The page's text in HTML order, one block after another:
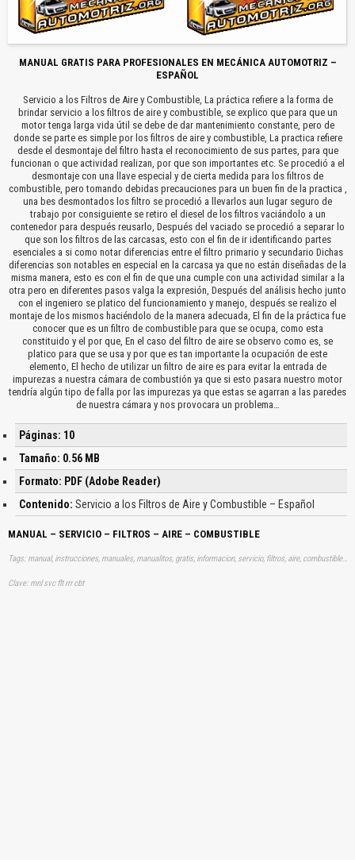
MANUAL GRATIS PARA PROFESIONALES EN MECÁNICA AUTOMOTRIZ –
ESPAÑOL
Servicio a los Filtros de Aire y Combustible, La práctica refiere a la forma de
brindar servicio a los filtros de aire y combustible, se explico que para que un
motor tenga larga vida útil se debe de dar mantenimiento constante, pero de
donde se parte es simple por los filtros de aire y combustible, La practica refiere
desde el desmontaje del filtro hasta el reconocimiento de sus partes, para que
funcionan o que actividad realizan, por que son importantes etc. Se procedió a el
desmontaje con una llave especial y de cierta medida para los filtros de
combustible, pero tomando debidas precauciones para un buen fin de la practica ,
una bes desmontados los filtro se procedió a llevarlos aun lugar seguro de
trabajo por consiguiente se retiro el diesel de los filtros vaciándolo a un
contenedor para después reusarlo, Después del vaciado se procedió a separar lo
que son los filtros de las carcasas, esto con el fin de ir identificando partes
esenciales a si como notar diferencias entre el filtro primario y secundario Dichas
diferencias son notables en especial en la carcasa ya que no están diseñadas de la
misma manera, esto es con el fin de que una cumple con una actividad similar a la
otra pero en diferentes pasos valga la expresión, Después del análisis hecho junto
con el ingeniero se platico del funcionamiento y manejo, después se realizo el
montaje de los mismos haciéndolo de la manera adecuada, El fin de la práctica fue
conocer que es un filtro de combustible para que se ocupa, como esta
constituido y el por que, En el caso del filtro de aire se observo como es, se
platico para que se usa y por que es tan importante la ocupación de este
elemento, El hecho de utilizar un filtro de aire es para evitar la entrada de
impurezas a nuestra cámara de combustión ya que si esto pasara nuestro motor
tendría algún tipo de falla por las impurezas ya que estas se agarran a las paredes
de nuestra cámara y nos provocara un problema…
Páginas: 10
Tamaño: 0.56 MB
Formato: PDF (Adobe Reader)
Contenido: Servicio a los Filtros de Aire y Combustible – Español
MANUAL – SERVICIO – FILTROS – AIRE – COMBUSTIBLE
Tags: manual, instrucciones, manuales, manualitos, gratis, informacion, servicio, filtros, aire, combustible, aprender, descargas
Clave: mnl svc flt rrr cbt